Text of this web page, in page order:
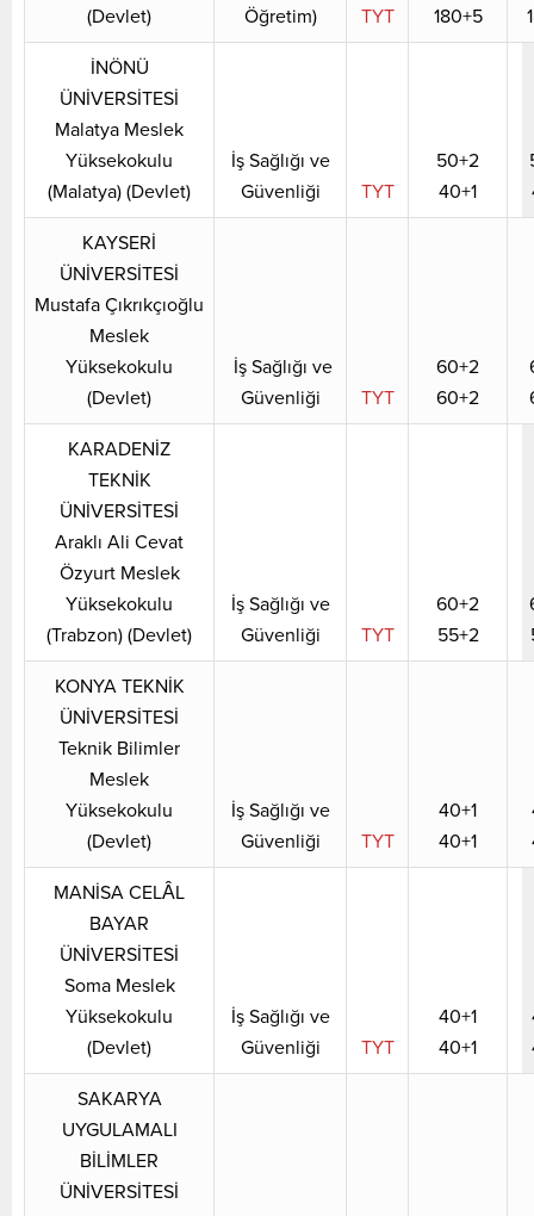
(Devlet)
Öğretim)
TYT
180+5
İNÖNÜ
ÜNİVERSİTESİ
Malatya Meslek
Yüksekokulu
(Malatya) (Devlet)
İş Sağlığı ve
Güvenliği
TYT
50+2
40+1
KAYSERİ
ÜNİVERSİTESİ
Mustafa Çıkrıkçıoğlu
Meslek
Yüksekokulu
(Devlet)
İş Sağlığı ve
Güvenliği
TYT
60+2
60+2
KARADENİZ
TEKNİK
ÜNİVERSİTESİ
Araklı Ali Cevat
Özyurt Meslek
Yüksekokulu
(Trabzon) (Devlet)
İş Sağlığı ve
Güvenliği
TYT
60+2
55+2
KONYA TEKNİK
ÜNİVERSİTESİ
Teknik Bilimler
Meslek
Yüksekokulu
(Devlet)
İş Sağlığı ve
Güvenliği
TYT
40+1
40+1
MANİSA CELÂL
BAYAR
ÜNİVERSİTESİ
Soma Meslek
Yüksekokulu
(Devlet)
İş Sağlığı ve
Güvenliği
TYT
40+1
40+1
SAKARYA
UYGULAMALI
BİLİMLER
ÜNİVERSİTESİ